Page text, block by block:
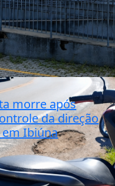
morre após
da direção
em Ibiúna